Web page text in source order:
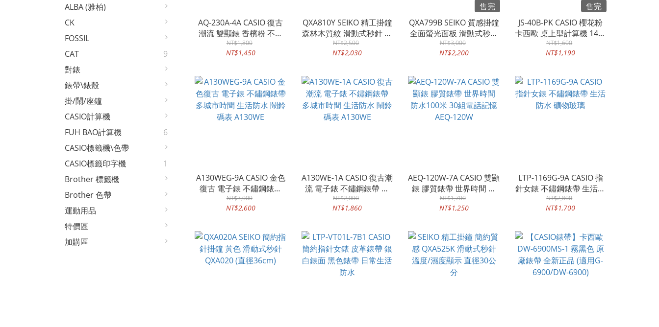
ALBA (雅柏)
CK
FOSSIL
CAT
9
對錶
錶帶\錶殼
掛/鬧/座鐘
CASIO計算機
FUH BAO計算機
6
CASIO標籤機\色帶
CASIO標籤印字機
1
Brother 標籤機
Brother 色帶
運動用品
特價區
加購區
AQ-230A-4A CASIO 復古
潮流 雙顯錶 香檳粉 不鏽
鋼錶帶 生活防水 每日鬧鈴
AQ-230A
NT$1,800
NT$1,450
QXA810Y SEIKO 精工掛鐘
森林木質紋 滑動式秒針 靜
音 直徑30.3公分 QXA810
NT$2,500
NT$2,030
售完
QXA799B SEIKO 質感掛鐘
全面螢光面板 滑動式秒針
QXA799 直徑40cm
NT$3,000
NT$2,200
售完
JS-40B-PK CASIO 櫻花粉
卡西歐 桌上型計算機 14位
數 大字幕顯示
NT$1,600
NT$1,190
A130WEG-9A CASIO 金色
復古 電子錶 不鏽鋼錶帶
多城市時間 生活防水 鬧鈴
碼表 A130WE
NT$3,000
NT$2,600
A130WE-1A CASIO 復古潮
流 電子錶 不鏽鋼錶帶 多
城市時間 生活防水 鬧鈴碼
表 A130WE
NT$2,000
NT$1,860
AEQ-120W-7A CASIO 雙顯
錶 膠質錶帶 世界時間 防
水100米 30組電話記憶
AEQ-120W
NT$1,700
NT$1,250
LTP-1169G-9A CASIO 指
針女錶 不鏽鋼錶帶 生活防
水 礦物玻璃
NT$2,800
NT$1,700